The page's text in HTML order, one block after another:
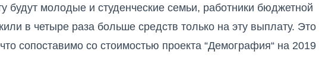
будут молодые и студенческие семьи, работники бюджетной
в четыре раза больше средств только на эту выплату. Это
сопоставимо со стоимостью проекта “Демография“ на 2019